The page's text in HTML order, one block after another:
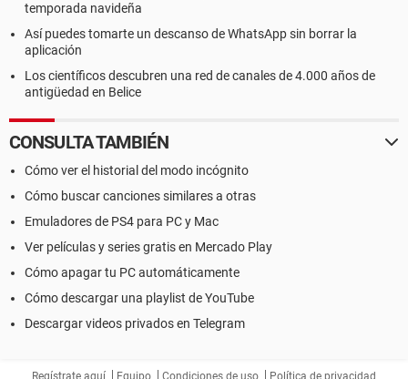
temporada navideña
Así puedes tomarte un descanso de WhatsApp sin borrar la
aplicación
Los científicos descubren una red de canales de 4.000 años de
antigüedad en Belice
CONSULTA TAMBIÉN
Cómo ver el historial del modo incógnito
Cómo buscar canciones similares a otras
Emuladores de PS4 para PC y Mac
Ver películas y series gratis en Mercado Play
Cómo apagar tu PC automáticamente
Cómo descargar una playlist de YouTube
Descargar videos privados en Telegram
Regístrate aquí Equipo Condiciones de uso Política de privacidad